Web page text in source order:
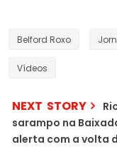
Belford Roxo
Vídeos
NEXT STORY
sarampo na
alerta com a volta